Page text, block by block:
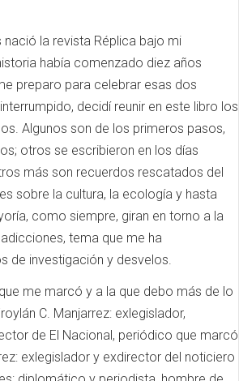
la revista Réplica bajo mi
había comenzado diez años
preparo para celebrar esas dos
decidí reunir en este libro los
Algunos son de los primeros pasos,
otros se escribieron en los días
más son recuerdos rescatados del
sobre la cultura, la ecología y hasta
como siempre, giran en torno a la
tema que me ha
de investigación y desvelos.
me marcó y a la que debo más de lo
C. Manjarrez: exlegislador,
de El Nacional, periódico que marcó
exlegislador y exdirector del noticiero